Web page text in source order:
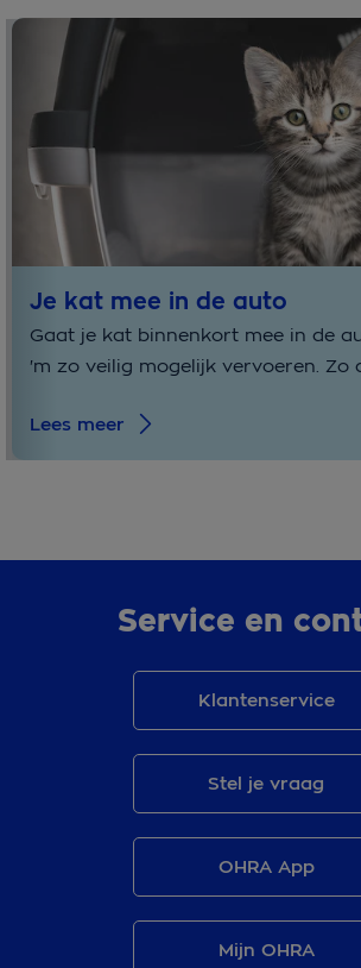
Je kat mee in de auto
Gaat je kat binnenkort mee in de
'm zo veilig mogelijk vervoeren. Zo
Lees meer
Service en
Klantenservice
Stel je vraag
OHRA App
Mijn OHRA